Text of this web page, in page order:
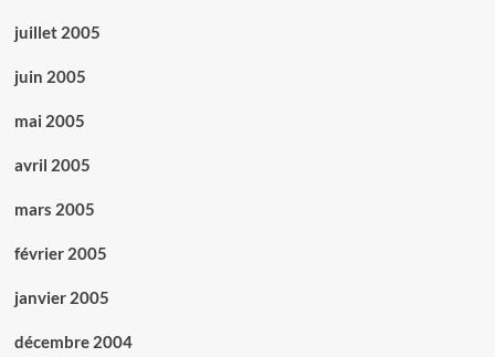
juillet 2005
juin 2005
mai 2005
avril 2005
mars 2005
février 2005
janvier 2005
décembre 2004